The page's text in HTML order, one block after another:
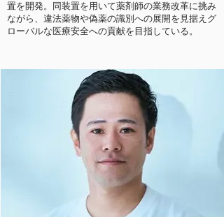
置を開発。同装置を用いて薬剤師の業務改革に挑み
ながら、違法薬物や偽薬の識別への展開を見据えグ
ローバルな医療安全への貢献を目指している。